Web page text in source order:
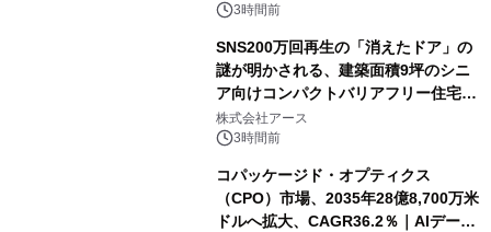
3時間前
SNS200万回再生の「消えたドア」の
謎が明かされる、建築面積9坪のシニ
ア向けコンパクトバリアフリー住宅が
誕生
株式会社アース
3時間前
コパッケージド・オプティクス
（CPO）市場、2035年28億8,700万米
ドルへ拡大、CAGR36.2％｜AIデータ